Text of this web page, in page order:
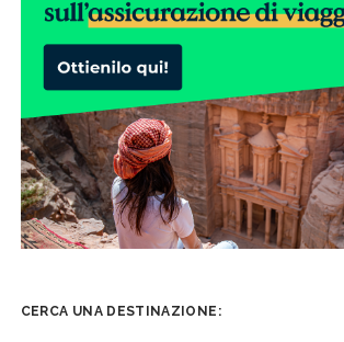
CERCA UNA DESTINAZIONE: